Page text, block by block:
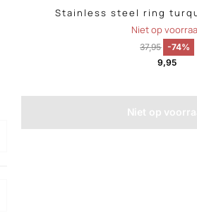
Stainless steel ring
Niet op
37,95 -74%
9,95
Niet op